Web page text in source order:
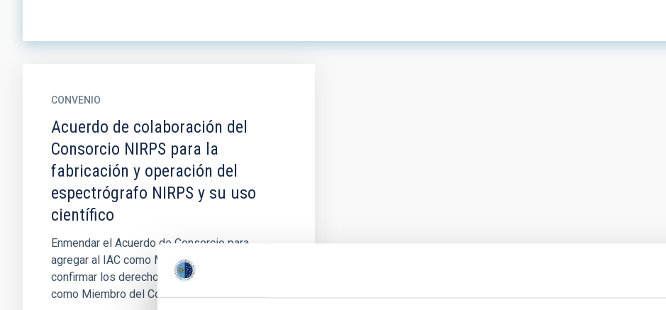
CONVENIO
Acuerdo de colaboración del
Consorcio NIRPS para la
fabricación y operación del
espectrógrafo NIRPS y su uso
científico
Enmendar el Acuerdo de Consorcio para
agregar al IAC como Miembro del Consorcio y
confirmar los derechos y obligaciones de IAC
como Miembro del Consorcio